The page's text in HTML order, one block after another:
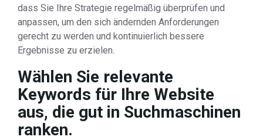
dass Sie Ihre Strategie regelmäßig überprüfen und
anpassen, um den sich ändernden Anforderungen
gerecht zu werden und kontinuierlich bessere
Ergebnisse zu erzielen.
Wählen Sie relevante
Keywords für Ihre Website
aus, die gut in Suchmaschinen
ranken.